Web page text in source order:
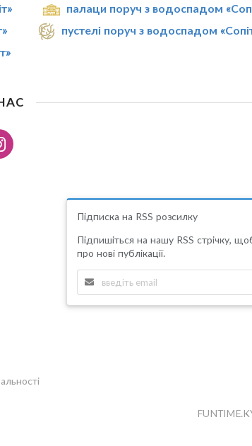
палаци поруч з водоспадом
пустелі поруч з водоспадом
Підписка на RSS розсилку
Підпишіться на нашу RSS стрічку,
про нові публікації.